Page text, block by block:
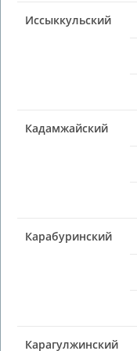
Иссыккульский
Кадамжайский
Карабуринский
Карагулжинский